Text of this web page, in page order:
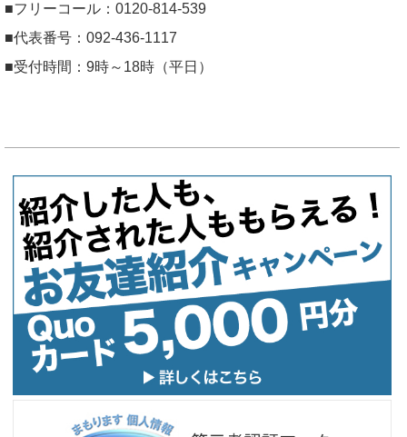
■フリーコール：0120-814-539
■代表番号：092-436-1117
■受付時間：9時～18時（平日）